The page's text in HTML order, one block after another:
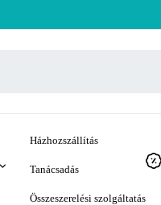
Házhozszállítás
Tanácsadás
Összeszerelési szolgáltatás